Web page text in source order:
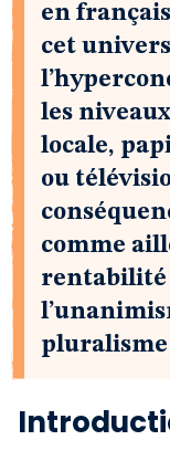
en
cet
les
locale,
ou
comme
rentabilité